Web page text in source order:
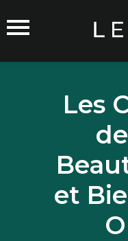
Commerçants
Carte du Réseau
Les
et